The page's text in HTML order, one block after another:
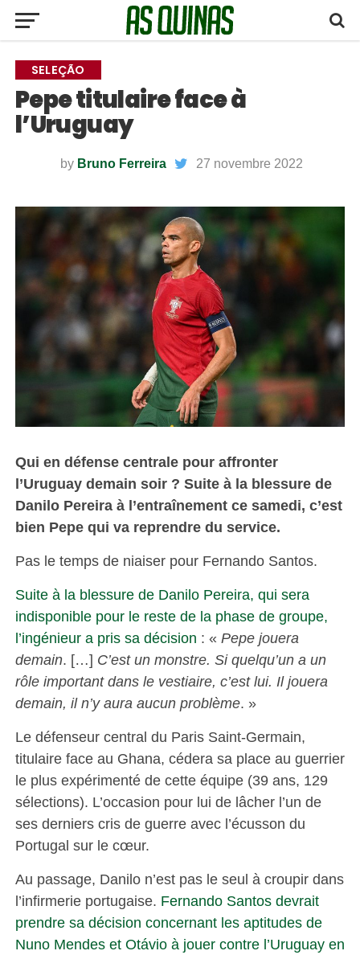
SELEÇÃO
Pepe titulaire face à
l’Uruguay
by Bruno Ferreira 27 novembre 2022
Qui en défense centrale pour affronter
l’Uruguay demain soir ? Suite à la blessure de
Danilo Pereira à l’entraînement ce samedi, c’est
bien Pepe qui va reprendre du service.
Pas le temps de niaiser pour Fernando Santos.
Suite à la blessure de Danilo Pereira, qui sera
indisponible pour le reste de la phase de groupe,
l’ingénieur a pris sa décision : « Pepe jouera
demain. […] C’est un monstre. Si quelqu’un a un
rôle important dans le vestiaire, c’est lui. Il jouera
demain, il n’y aura aucun problème. »
Le défenseur central du Paris Saint-Germain,
titulaire face au Ghana, cédera sa place au guerrier
le plus expérimenté de cette équipe (39 ans, 129
sélections). L’occasion pour lui de lâcher l’un de
ses derniers cris de guerre avec l’écusson du
Portugal sur le cœur.
Au passage, Danilo n’est pas le seul à croupir dans
l’infirmerie portugaise. Fernando Santos devrait
prendre sa décision concernant les aptitudes de
Nuno Mendes et Otávio à jouer contre l’Uruguay en